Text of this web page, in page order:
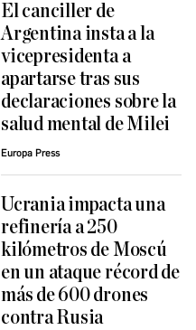
El canciller de
Argentina insta a la
vicepresidenta a
apartarse tras sus
declaraciones sobre la
salud mental de Milei
Europa Press
Ucrania impacta una
refinería a 250
kilómetros de Moscú
en un ataque récord de
más de 600 drones
contra Rusia